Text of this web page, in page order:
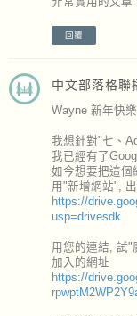
回覆
中文部落格聯
Wayne 新年快
我想針對"七、
我已經有了
如今想要把這個
用"新增網站",
https://
usp=drivesdk
用您的連結, 試"
加入的網址
https://